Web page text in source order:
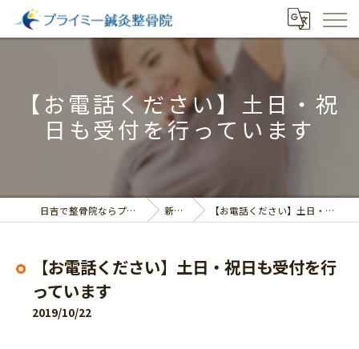
【お電話ください】土日・祝
日も受付を行っています
日吉で整骨院ならプライミー鍼灸整骨院 新着情報 【お電話ください】土日・祝日も受付を行っています
【お電話ください】土日・祝日も受付を行
っています
2019/10/22